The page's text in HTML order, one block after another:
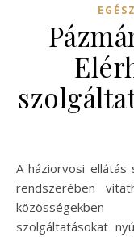
A háziorvosi ellátás szerepe a közösségek egészségügyi
rendszerében
szolgáltatásokat